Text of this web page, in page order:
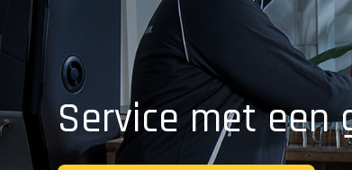
Service met een